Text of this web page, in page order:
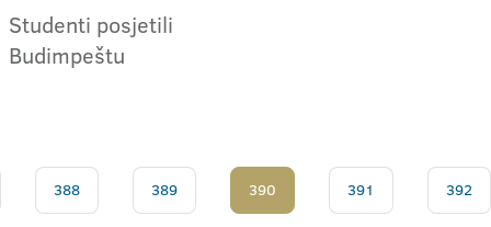
Studenti posjetili
Budimpeštu
388 389 390 391 392